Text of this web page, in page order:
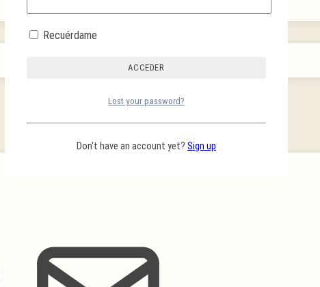
Recuérdame
Lost your password?
Don't have an account yet? Sign up